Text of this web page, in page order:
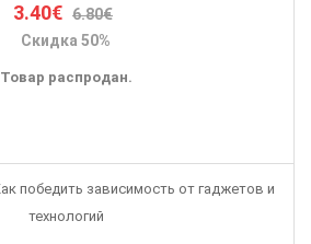
3.40€ 6.80€
Скидка 50%
Товар распродан.